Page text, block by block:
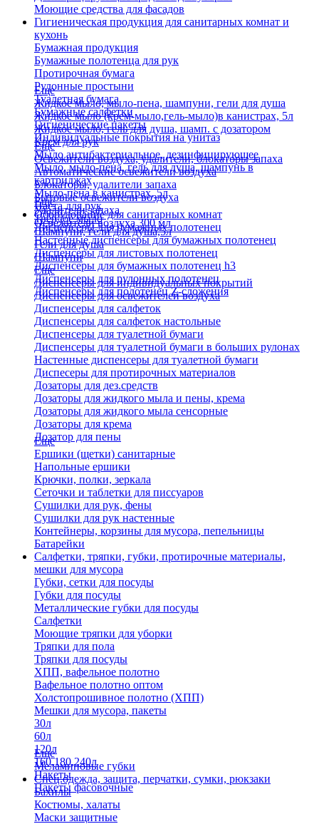
Моющие средства для фасадов
Гигиеническая продукция для санитарных комнат и
кухонь
Бумажная продукция
Бумажные полотенца для рук
Протирочная бумага
Рулонные простыни
Туалетная бумага
Бумажные салфетки
Гигиенические пакеты
Индивидуальные покрытия на унитаз
Еще
Жидкое мыло, мыло-пена, шампуни, гели для душа
Жидкое мыло (крем-мыло,гель-мыло)в канистрах, 5л
Жидкое мыло, гель для душа, шамп. с дозатором
Крем для рук
Мыло антибактериальное, дезинфицирующее
Мыло, мыло-пена, гель для душа, шампунь в
картриджах
Мыло-пена в канистрах, 5л
Паста для рук
Твердое мыло
Шампуни, гели для душа,5л
Гели для душа
Шампуни
Еще
Освежители воздуха, удалители, блокаторы запаха
Автоматические освежители воздуха
Блокаторы, удалители запаха
Бытовые освежители воздуха
Удалители запаха
Освежители воздуха 300 мл
Еще
Оборудование для санитарных комнат
Диспенсеры для бумажных полотенец
Настенные диспенсеры для бумажных полотенец
Диспенсеры для листовых полотенец
Диспенсеры для бумажных полотенец h3
Диспенсеры для рулонных полотенец
Диспенсеры для полотенец Z-сложения
Еще
Диспенсеры для индивидуальных покрытий
Диспенсеры для освежителей воздуха
Диспенсеры для салфеток
Диспенсеры для салфеток настольные
Диспенсеры для туалетной бумаги
Диспенсеры для туалетной бумаги в больших рулонах
Настенные диспенсеры для туалетной бумаги
Диспесеры для протирочных материалов
Дозаторы для дез.средств
Дозаторы для жидкого мыла и пены, крема
Дозаторы для жидкого мыла сенсорные
Дозаторы для крема
Дозатор для пены
Еще
Ершики (щетки) санитарные
Напольные ершики
Крючки, полки, зеркала
Сеточки и таблетки для писсуаров
Сушилки для рук, фены
Сушилки для рук настенные
Контейнеры, корзины для мусора, пепельницы
Батарейки
Салфетки, тряпки, губки, протирочные материалы,
мешки для мусора
Губки, сетки для посуды
Губки для посуды
Металлические губки для посуды
Салфетки
Моющие тряпки для уборки
Тряпки для пола
Тряпки для посуды
ХПП, вафельное полотно
Вафельное полотно оптом
Холстопрошивное полотно (ХПП)
Мешки для мусора, пакеты
30л
60л
120л
160,180,240л
Пакеты
Пакеты фасовочные
Еще
Меламиновые губки
Спец.одежда, защита, перчатки, сумки, рюкзаки
Бахилы
Костюмы, халаты
Маски защитные